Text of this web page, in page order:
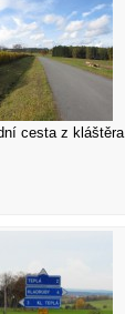
cesta z kláštěra